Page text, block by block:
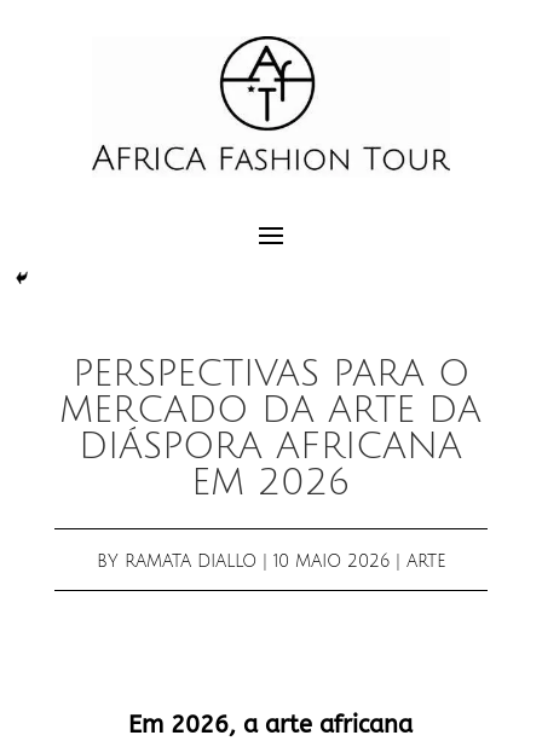
PERSPECTIVAS PARA O
MERCADO DA ARTE DA
DIÁSPORA AFRICANA
EM 2026
BY RAMATA DIALLO 10 MAIO 2026| ARTE
Em 2026, a arte africana